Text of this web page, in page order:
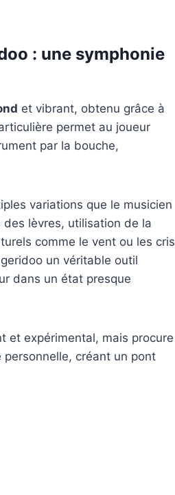
: une symphonie
et vibrant, obtenu grâce à
permet au joueur
par la bouche,
variations que le musicien
des lèvres, utilisation de la
comme le vent ou les cris
un véritable outil
dans un état presque
et expérimental, mais procure
personnelle, créant un pont